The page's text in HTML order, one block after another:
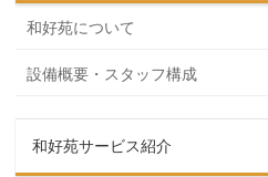
和好苑について
設備概要・スタッフ構成
和好苑サービス紹介